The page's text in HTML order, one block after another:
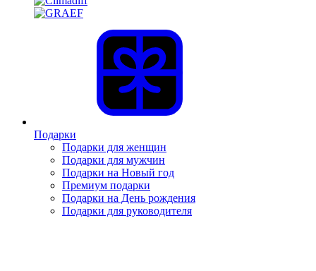
Подарки
Подарки для женщин
Подарки для мужчин
Подарки на Новый год
Премиум подарки
Подарки на День рождения
Подарки для руководителя